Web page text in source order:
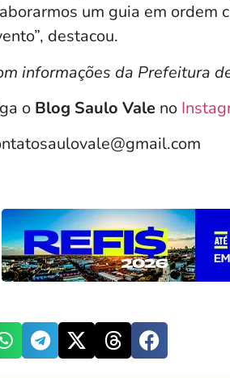
um guia em ordem
destacou.
informações da Prefeitura
o Blog Saulo Vale no